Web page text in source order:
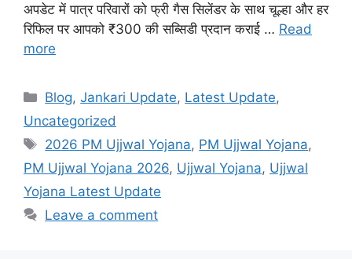
अपडेट में पात्र परिवारों को फ्री गैस सिलेंडर के साथ चूल्हा और हर
रिफिल पर आपको ₹300 की सब्सिडी प्रदान कराई … Read
more
Categories
Blog,Jankari Update, Latest Update,
Uncategorized
Tags
2026 PM Ujjwal Yojana, PM Ujjwal Yojana,
PM Ujjwal Yojana 2026, Ujjwal Yojana, Ujjwal
Yojana Latest Update
Leave a comment